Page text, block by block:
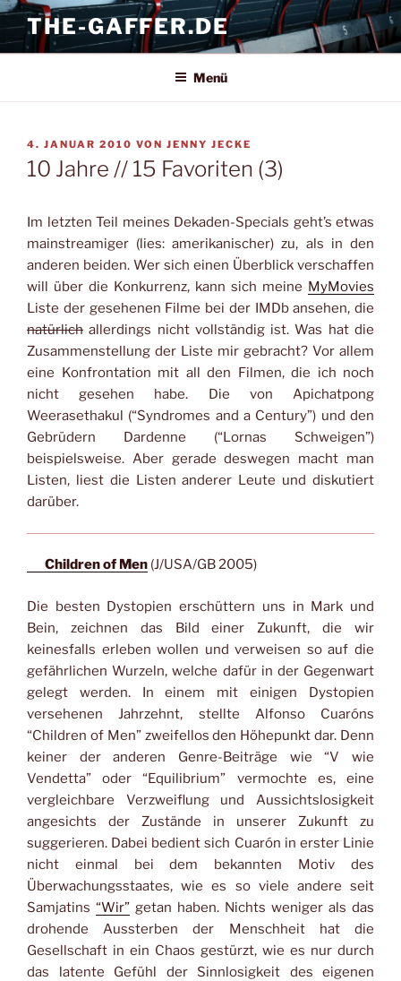
Zum
Inhalt
springen
THE-GAFFER.DE
Menü
VERÖFFENTLICHT
AM
4. JANUAR 2010 VON JENNY JECKE
10 Jahre // 15 Favoriten (3)
Im letzten Teil meines Dekaden-Specials geht’s etwas
mainstreamiger (lies: amerikanischer) zu, als in den
anderen beiden. Wer sich einen Überblick verschaffen
will über die Konkurrenz, kann sich meine MyMovies
Liste der gesehenen Filme bei der IMDb ansehen, die
natürlich allerdings nicht vollständig ist. Was hat die
Zusammenstellung der Liste mir gebracht? Vor allem
eine Konfrontation mit all den Filmen, die ich noch
nicht gesehen habe. Die von Apichatpong
Weerasethakul (“Syndromes and a Century”) und den
Gebrüdern Dardenne (“Lornas Schweigen”)
beispielsweise. Aber gerade deswegen macht man
Listen, liest die Listen anderer Leute und diskutiert
darüber.
Children of Men (J/USA/GB 2005)
Die besten Dystopien erschüttern uns in Mark und
Bein, zeichnen das Bild einer Zukunft, die wir
keinesfalls erleben wollen und verweisen so auf die
gefährlichen Wurzeln, welche dafür in der Gegenwart
gelegt werden. In einem mit einigen Dystopien
versehenen Jahrzehnt, stellte Alfonso Cuaróns
“Children of Men” zweifellos den Höhepunkt dar. Denn
keiner der anderen Genre-Beiträge wie “V wie
Vendetta” oder “Equilibrium” vermochte es, eine
vergleichbare Verzweiflung und Aussichtslosigkeit
angesichts der Zustände in unserer Zukunft zu
suggerieren. Dabei bedient sich Cuarón in erster Linie
nicht einmal bei dem bekannten Motiv des
Überwachungsstaates, wie es so viele andere seit
Samjatins “Wir” getan haben. Nichts weniger als das
drohende Aussterben der Menschheit hat die
Gesellschaft in ein Chaos gestürzt, wie es nur durch
das latente Gefühl der Sinnlosigkeit des eigenen